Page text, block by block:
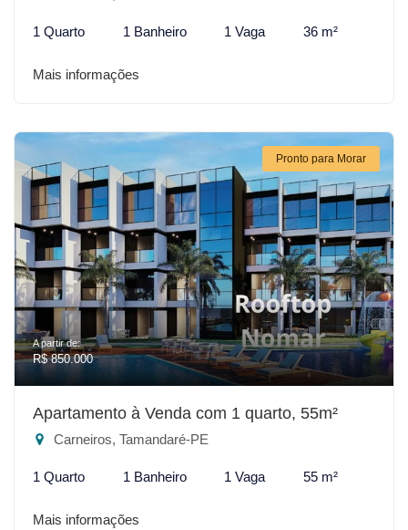
1 Quarto 1 Banheiro 1 Vaga 36 m²
Mais informações
Pronto para Morar
A partir de:
R$ 850.000
Apartamento à Venda com 1 quarto, 55m²
Carneiros, Tamandaré-PE
1 Quarto 1 Banheiro 1 Vaga 55 m²
Mais informações